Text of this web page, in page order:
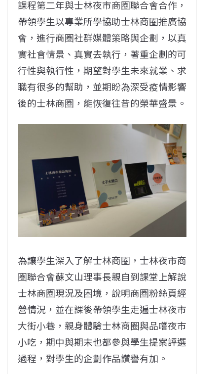
課程第二年與士林夜市商圈聯合會合作，
帶領學生以專業所學協助士林商圈推廣協
會，進行商圈社群媒體策略與企劃，以真
實社會情景、真實去執行，著重企劃的可
行性與執行性，期望對學生未來就業、求
職有很多的幫助，並期盼為深受疫情影響
後的士林商圈，能恢復往昔的榮華盛景。
為讓學生深入了解士林商圈，士林夜市商
圈聯合會蘇文山理事長親自到課堂上解說
士林商圈現況及困境，說明商圈粉絲頁經
營情況，並在課後帶領學生走遍士林夜市
大街小巷，親身體驗士林商圈與品嚐夜市
小吃，期中與期末也都參與學生提案評選
過程，對學生的企劃作品讚譽有加。